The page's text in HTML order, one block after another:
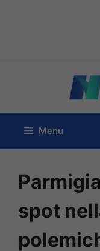
contenuto
Menu
spot